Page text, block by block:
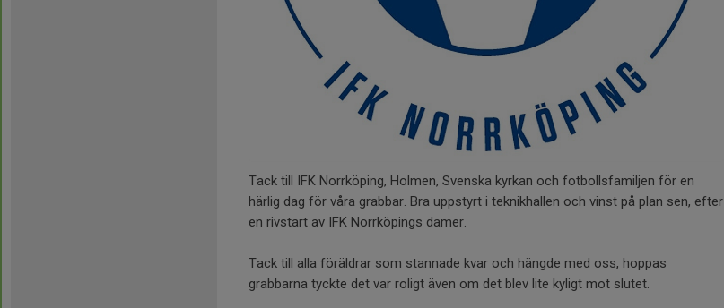
Tack till IFK Norrköping, Holmen, Svenska kyrkan och fotbollsfamiljen för en
härlig dag för våra grabbar. Bra uppstyrt i teknikhallen och vinst på plan sen, efter
en rivstart av IFK Norrköpings damer.
Tack till alla föräldrar som stannade kvar och hängde med oss, hoppas
grabbarna tyckte det var roligt även om det blev lite kyligt mot slutet.